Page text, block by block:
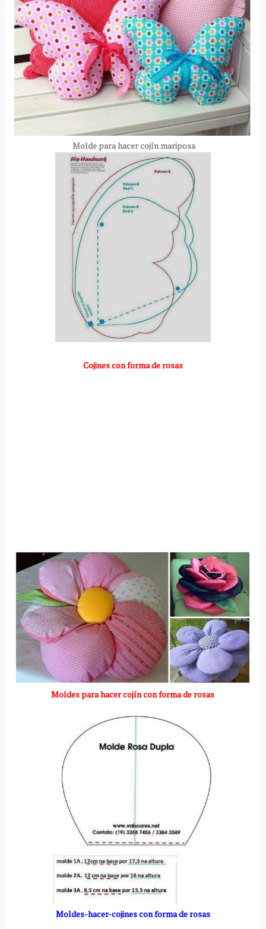
Molde para hacer cojín mariposa
Cojines con forma de rosas
Moldes para hacer cojín con forma de rosas
Moldes-hacer-cojines con forma de rosas